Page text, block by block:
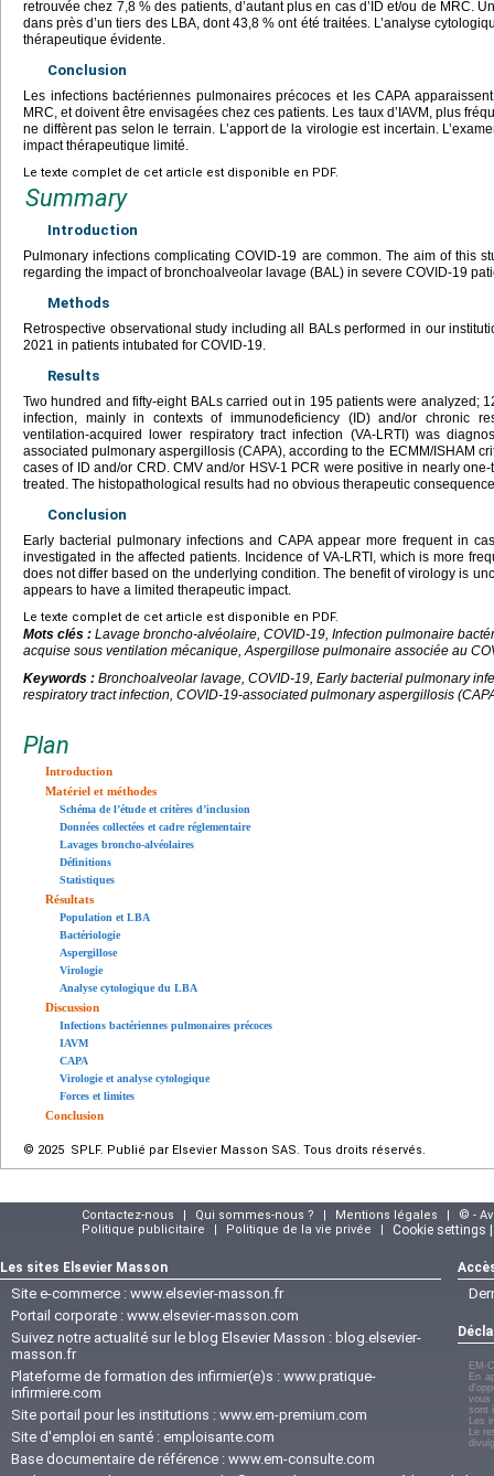
retrouvée chez 7,8 % des patients, d’autant plus en cas d’ID et/ou de MRC.
dans près d’un tiers des LBA, dont 43,8 % ont été traitées. L’analyse
thérapeutique évidente.
Conclusion
Les infections bactériennes pulmonaires précoces et les CAPA
MRC, et doivent être envisagées chez ces patients. Les taux d’IAVM, plus
ne diffèrent pas selon le terrain. L’apport de la virologie est incertain.
impact thérapeutique limité.
Le texte complet de cet article est disponible en PDF.
Summary
Introduction
Pulmonary infections complicating COVID-19 are common. The aim of this
regarding the impact of bronchoalveolar lavage (BAL) in severe COVID-19
Methods
Retrospective observational study including all BALs performed in our
2021 in patients intubated for COVID-19.
Results
Two hundred and fifty-eight BALs carried out in 195 patients were analyzed;
infection, mainly in contexts of immunodeficiency (ID) and/or chronic
ventilation-acquired lower respiratory tract infection (VA-LRTI) was
associated pulmonary aspergillosis (CAPA), according to the ECMM/ISHAM
cases of ID and/or CRD. CMV and/or HSV-1 PCR were positive in nearly
treated. The histopathological results had no obvious therapeutic
Conclusion
Early bacterial pulmonary infections and CAPA appear more frequent in
investigated in the affected patients. Incidence of VA-LRTI, which is more
does not differ based on the underlying condition. The benefit of virology is
appears to have a limited therapeutic impact.
Le texte complet de cet article est disponible en PDF.
Mots clés : Lavage broncho-alvéolaire, COVID-19, Infection pulmonaire
acquise sous ventilation mécanique, Aspergillose pulmonaire associée au
Keywords : Bronchoalveolar lavage, COVID-19, Early bacterial pulmonary
respiratory tract infection, COVID-19-associated pulmonary aspergillosis
Plan
Introduction
Matériel et méthodes
Schéma de l’étude et critères d’inclusion
Données collectées et cadre réglementaire
Lavages broncho-alvéolaires
Définitions
Statistiques
Résultats
Population et LBA
Bactériologie
Aspergillose
Virologie
Analyse cytologique du LBA
Discussion
Infections bactériennes pulmonaires précoces
IAVM
CAPA
Virologie et analyse cytologique
Forces et limites
Conclusion
© 2025 SPLF. Publié par Elsevier Masson SAS. Tous droits réservés.
Contactez-nous | Qui sommes-nous ? | Mentions légales |
© -
Politique publicitaire
| Politique de la vie privée | Cookie settings
Les sites Elsevier Masson
Site e-commerce : www.elsevier-masson.fr
Portail corporate : www.elsevier-masson.com
Suivez notre actualité sur le blog Elsevier Masson : blog.elsevier-
masson.fr
Plateforme de formation des infirmier(e)s : www.pratique-
infirmiere.com
Site portail pour les institutions : www.em-premium.com
Site d'emploi en santé : emploisante.com
Base documentaire de référence : www.em-consulte.com
EM-
En
vous
sont
Les
Le